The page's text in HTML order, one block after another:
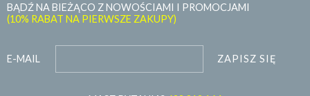
BĄDŹ NA BIEŻĄCO Z NOWOŚCIAMI I PROMOCJAMI
(10% RABAT NA PIERWSZE ZAKUPY)
E-MAIL ZAPISZ SIĘ